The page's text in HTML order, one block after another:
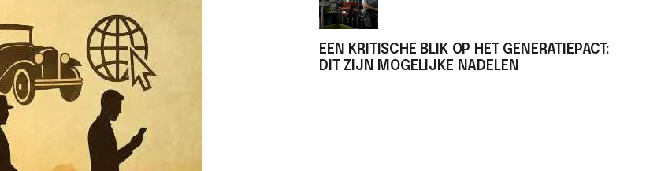
EEN KRITISCHE BLIK OP HET GENERATIEPACT:
DIT ZIJN MOGELIJKE NADELEN